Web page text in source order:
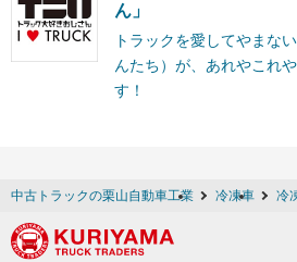
ん」
トラックを愛してやまな
んたち）が、あれやこれ
す！
中古トラックの栗山自動車工業 冷凍車 冷